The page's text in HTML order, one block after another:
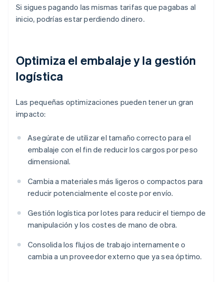
Si sigues pagando las mismas tarifas que pagabas al
inicio, podrías estar perdiendo dinero.
Optimiza el embalaje y la gestión
logística
Las pequeñas optimizaciones pueden tener un gran
impacto:
Asegúrate de utilizar el tamaño correcto para el
embalaje con el fin de reducir los cargos por peso
dimensional.
Cambia a materiales más ligeros o compactos para
reducir potencialmente el coste por envío.
Gestión logística por lotes para reducir el tiempo de
manipulación y los costes de mano de obra.
Consolida los flujos de trabajo internamente o
cambia a un proveedor externo que ya sea óptimo.